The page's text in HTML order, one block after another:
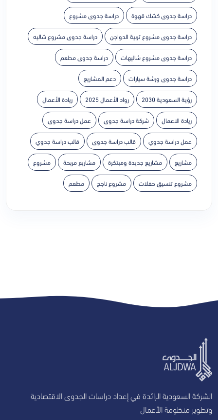
دراسة جدوى كشك قهوة دراسة جدوى مشروع
دراسة جدوى مشروع تربية الدواجن دراسة جدوى مشروع شاليه
دراسة جدوى مشروع شاليهات دراسة جدوى مطعم
دراسة جدوى ورشة سيارات دعم المشاريع
رؤية السعودية 2030 رواد الأعمال 2025 ريادة الأعمال
ريادة الاعمال شركة دراسة جدوى عمل دراسة جدوى
عمل دراسة جدوي قالب دراسة جدوى قالب دراسة جدوي
مشاريع مشاريع جديدة ومبتكرة مشاريع مربحة مشروع
مشروع تنسيق حفلات مشروع ناجح مطعم
الشركة السعودية الرائدة في إعداد دراسات الجدوى الاقتصادية
وتطوير منظومة الأعمال